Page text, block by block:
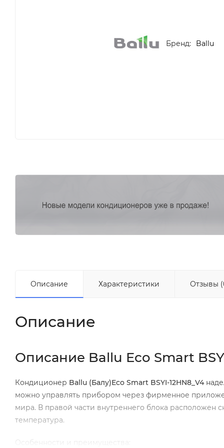
Бренд: Ballu
Описание Характеристики Отзывы
Описание
Описание Ballu Eco Smart
Кондиционер Ballu (Балу)Eco Smart BSYI-12HN8_ V4
можно управлять прибором через фирменное
мира. В правой части внутреннего блока расположен
температура.
Особенности и преимущества: